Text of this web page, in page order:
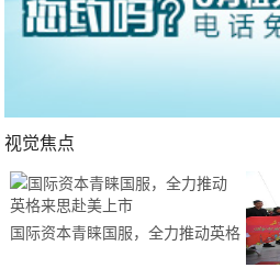
视觉焦点
国际资本青睐国服，全力推动英格